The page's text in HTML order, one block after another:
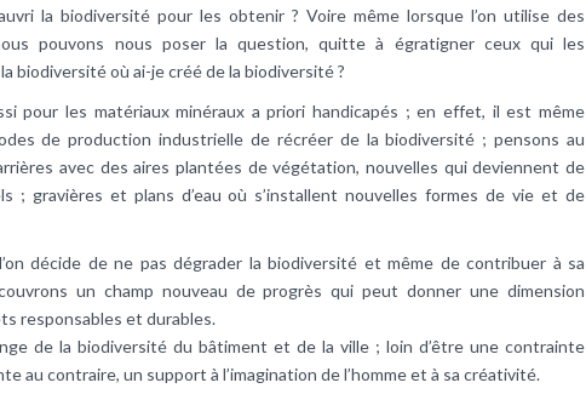
la biodiversité pour les obtenir ? Voire même lorsque l’on utilise des
pouvons nous poser la question, quitte à égratigner ceux qui les
biodiversité où ai-je créé de la biodiversité ?
pour les matériaux minéraux a priori handicapés ; en effet, il est même
de production industrielle de récréer de la biodiversité ; pensons au
avec des aires plantées de végétation, nouvelles qui deviennent de
; gravières et plans d’eau où s’installent nouvelles formes de vie et de
décide de ne pas dégrader la biodiversité et même de contribuer à sa
un champ nouveau de progrès qui peut donner une dimension
responsables et durables.
de la biodiversité du bâtiment et de la ville ; loin d’être une contrainte
au contraire, un support à l’imagination de l’homme et à sa créativité.